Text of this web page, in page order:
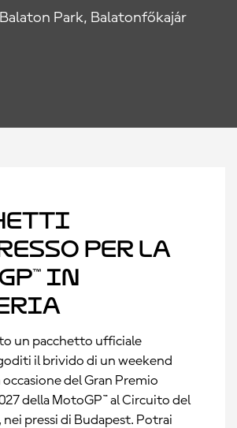
Park, Balatonfőkajár
per la
in
un pacchetto ufficiale
il brivido di un weekend
del Gran Premio
della MotoGP™ al Circuito del
nei pressi di Budapest. Potrai